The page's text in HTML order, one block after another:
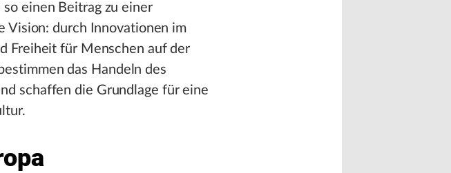
einen Beitrag zu einer
Vision: durch Innovationen im
Freiheit für Menschen auf der
das Handeln des
schaffen die Grundlage für eine